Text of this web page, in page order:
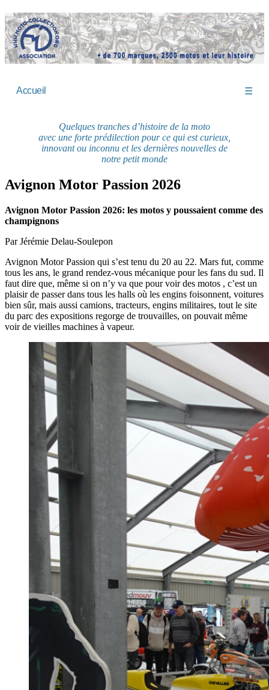
Accueil ☰
Quelques tranches d’histoire de la moto
avec une forte prédilection pour ce qui est curieux,
innovant ou inconnu et les dernières nouvelles de
notre petit monde
Avignon Motor Passion 2026
Avignon Motor Passion 2026: les motos y poussaient comme des
champignons
Par Jérémie Delau-Soulepon
Avignon Motor Passion qui s’est tenu du 20 au 22. Mars fut, comme
tous les ans, le grand rendez-vous mécanique pour les fans du sud. Il
faut dire que, même si on n’y va que pour voir des motos , c’est un
plaisir de passer dans tous les halls où les engins foisonnent, voitures
bien sûr, mais aussi camions, tracteurs, engins militaires, tout le site
du parc des expositions regorge de trouvailles, on pouvait même
voir de vieilles machines à vapeur.